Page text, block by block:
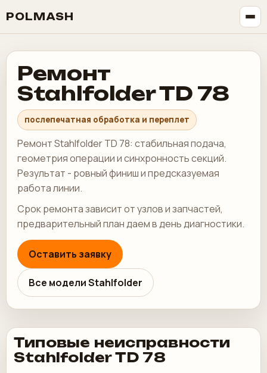
POLMASH
Ремонт
Stahlfolder TD 78
послепечатная обработка и переплет
Ремонт Stahlfolder TD 78: стабильная подача,
геометрия операции и синхронность секций.
Результат - ровный финиш и предсказуемая
работа линии.
Срок ремонта зависит от узлов и запчастей,
предварительный план даем в день диагностики.
Оставить заявку
Все модели Stahlfolder
Типовые неисправности
Stahlfolder TD 78